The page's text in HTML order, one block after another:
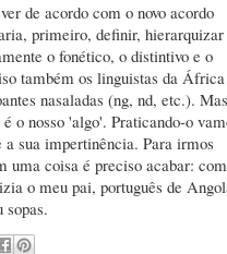
de acordo com o novo acordo
primeiro, definir, hierarquizar
o fonético, o distintivo e o
também os linguistas da África
nasaladas (ng, nd, etc.).
o nosso 'algo'. Praticando-o
sua impertinência. Para irmos
uma coisa é preciso acabar:
o meu pai, português de
sopas.